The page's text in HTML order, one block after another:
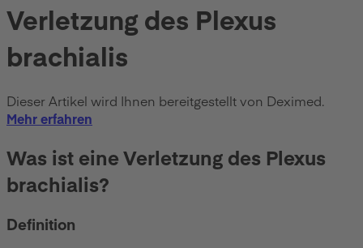
Verletzung des Plexus
brachialis
Dieser Artikel wird Ihnen bereitgestellt von Deximed.
Mehr erfahren
Was ist eine Verletzung des Plexus
brachialis?
Definition